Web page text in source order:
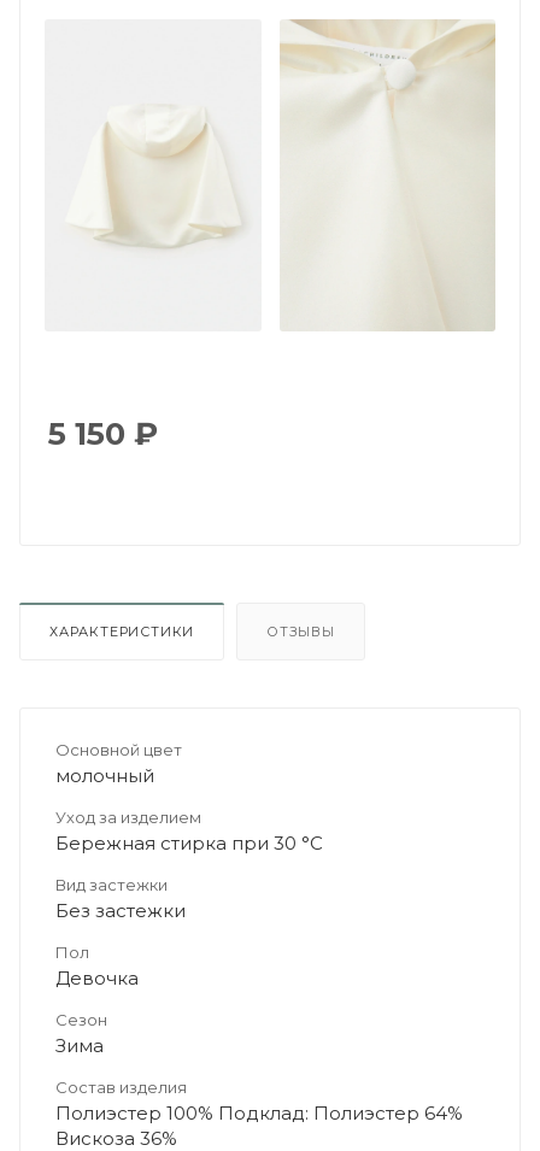
5 150 ₽
ХАРАКТЕРИСТИКИ ОТЗЫВЫ
Основной цвет
молочный
Уход за изделием
Бережная стирка при 30 °C
Вид застежки
Без застежки
Пол
Девочка
Сезон
Зима
Состав изделия
Полиэстер 100% Подклад: Полиэстер 64%
Вискоза 36%